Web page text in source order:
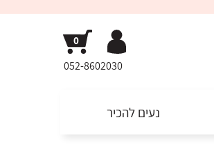
052-8602030
נעים להכיר